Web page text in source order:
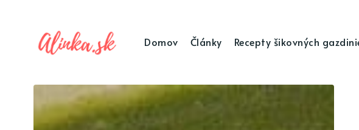
Domov Články Recepty šikovných